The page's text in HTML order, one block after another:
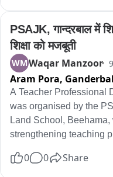
occasion, Shunthoo
people’s confidence in
commitment towards the
political empowerment
Kashmir. The newly
resolve to work actively
contributing towards the
Kashmir.
PSAJK, गान्दरबाल में
शिक्षा को मजबूती
WMWaqar Manzoor
Aram Pora,
A Teacher Professional
was organised by the
Land School,
strengthening teaching
0 0 Share